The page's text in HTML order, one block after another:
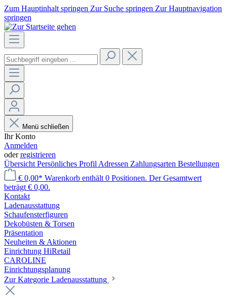
Zum Hauptinhalt springen Zur Suche springen Zur Hauptnavigation
springen
Menü schließen
Ihr Konto
Anmelden
oderregistrieren
Übersicht Persönliches Profil Adressen Zahlungsarten Bestellungen
€ 0,00* Warenkorb enthält 0 Positionen. Der Gesamtwert
beträgt € 0,00.
Kontakt
Laden­ausstattung
Schaufenster­figuren
Dekobüsten & Torsen
Präsentation
Neuheiten & Aktionen
Einrichtung HiRetail
CAROLINE
Einrichtungsplanung
Zur Kategorie Laden­ausstattung